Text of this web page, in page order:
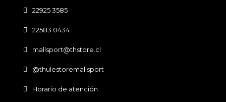
22925 3585
22583 0434
mallsport@thstore.cl
@thulestoremallsport
Horario de atención